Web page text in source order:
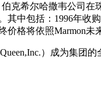
希尔哈撒韦公司在
其中包括：1996年
格将依照Marmon未
）成为集团